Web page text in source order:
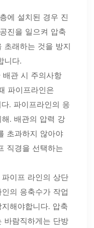
에 설치된 경우 진
진을 일으켜 압축
초래하는 것을 방지
니다.
관 시 주의사항
파이프라인은
. 파이프라인의 응
. 배관의 압력 강
초과하지 않아야
직경을 선택하는
이프 라인의 상단
의 응축수가 작업
해야합니다. 압축
바람직하게는 단방